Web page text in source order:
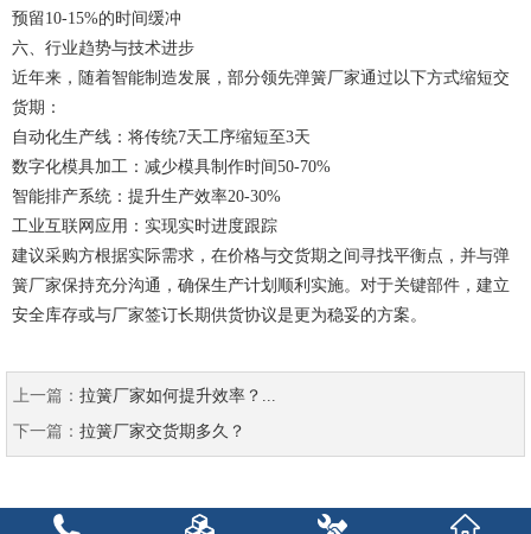
预留10-15%的时间缓冲
六、行业趋势与技术进步
近年来，随着智能制造发展，部分领先弹簧厂家通过以下方式缩短交
货期：
自动化生产线：将传统7天工序缩短至3天
数字化模具加工：减少模具制作时间50-70%
智能排产系统：提升生产效率20-30%
工业互联网应用：实现实时进度跟踪
建议采购方根据实际需求，在价格与交货期之间寻找平衡点，并与弹
簧厂家保持充分沟通，确保生产计划顺利实施。对于关键部件，建立
安全库存或与厂家签订长期供货协议是更为稳妥的方案。
上一篇： 拉簧厂家如何提升效率？...
下一篇： 拉簧厂家交货期多久？